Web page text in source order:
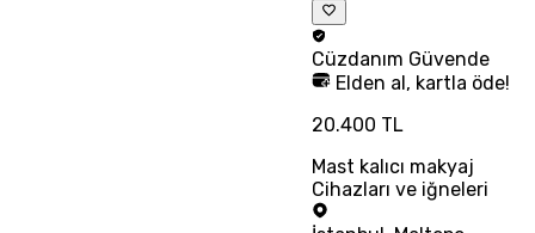
Cüzdanım Güvende
Elden al, kartla öde!
20.400 TL
Mast kalıcı makyaj
Cihazları ve iğneleri